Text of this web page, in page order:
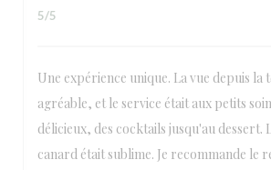
5/5
Une expérience unique. La vue depuis la
agréable, et le service était aux petits
délicieux, des cocktails jusqu'au dessert.
canard était sublime. Je recommande le